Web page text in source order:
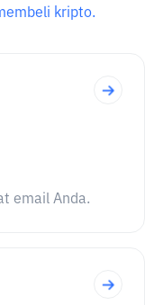
kripto.
email Anda.